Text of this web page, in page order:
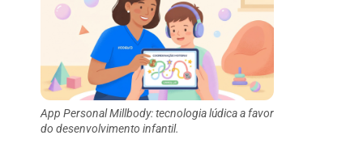
App Personal Millbody: tecnologia lúdica a favor
do desenvolvimento infantil.